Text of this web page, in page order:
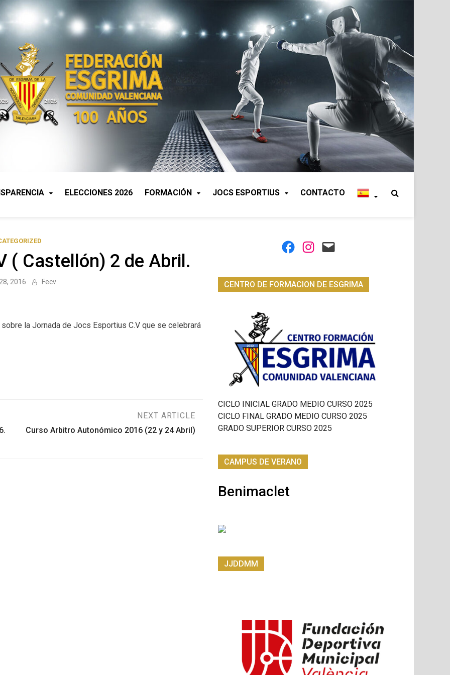
ELECCIONES 2026 FORMACIÓN JOCS ESPORTIUS CONTACTO
( Castellón) 2 de Abril.
2016 Fecv
la Jornada de Jocs Esportius C.V que se celebrará
NEXT ARTICLE
Curso Arbitro Autonómico 2016 (22 y 24 Abril)
Facebook
Instagram
Mail
CENTRO DE FORMACION DE ESGRIMA
CICLO INICIAL GRADO MEDIO CURSO 2025
CICLO FINAL GRADO MEDIO CURSO 2025
GRADO SUPERIOR CURSO 2025
CAMPUS DE VERANO
Benimaclet
JJDDMM